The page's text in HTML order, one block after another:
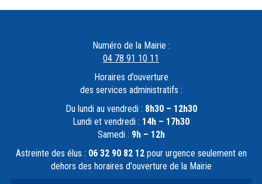
Numéro de la Mairie :
04 78 91 10 11
Horaires d’ouverture
des services administratifs :
Du lundi au vendredi : 8h30 – 12h30
Lundi et vendredi : 14h – 17h30
Samedi : 9h – 12h
Astreinte des élus : 06 32 90 82 12pour urgence seulement en
dehors des horaires d'ouverture de la Mairie